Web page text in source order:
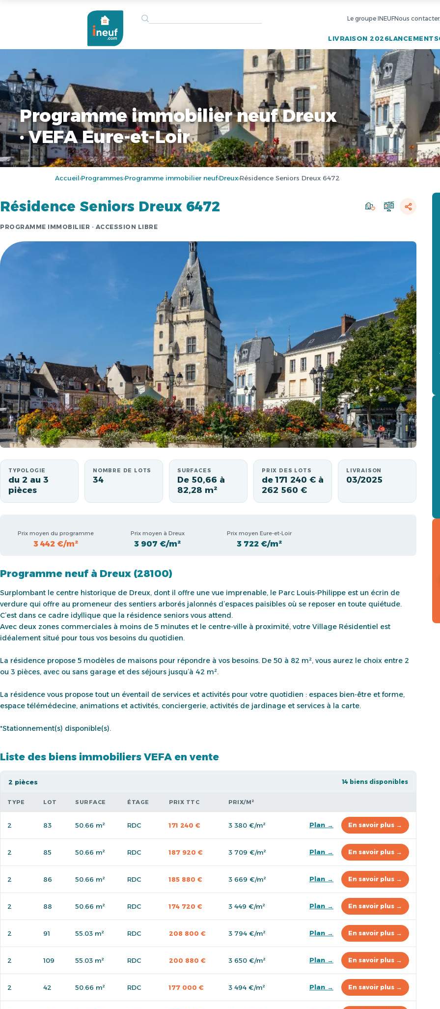
Le groupe INEUFNous contacter
LIVRAISON 2026LANCEMENTS
Programme immobilier neuf Dreux
· VEFA Eure-et-Loir
Accueil›Programmes›Programme immobilier neuf›Dreux›Résidence Seniors Dreux 6472
Résidence Seniors Dreux 6472
PROGRAMME IMMOBILIER · ACCESSION LIBRE
TYPOLOGIE
du 2 au 3
pièces
NOMBRE DE LOTS
34
SURFACES
De 50,66 à
82,28 m²
PRIX DES LOTS
de 171 240 € à
262 560 €
LIVRAISON
03/2025
Prix moyen du programme
3 442 €/m²
Prix moyen à Dreux
3 907 €/m²
Prix moyen Eure-et-Loir
3 722 €/m²
Programme neuf à Dreux (28100)
Surplombant le centre historique de Dreux, dont il offre une vue imprenable, le Parc Louis-Philippe est un écrin de
verdure qui offre au promeneur des sentiers arborés jalonnés d’espaces paisibles où se reposer en toute quiétude.
C’est dans ce cadre idyllique que la résidence seniors vous attend.
Avec deux zones commerciales à moins de 5 minutes et le centre-ville à proximité, votre Village Résidentiel est
idéalement situé pour tous vos besoins du quotidien.
La résidence propose 5 modèles de maisons pour répondre à vos besoins. De 50 à 82 m², vous aurez le choix entre 2
ou 3 pièces, avec ou sans garage et des séjours jusqu’à 42 m².
La résidence vous propose tout un éventail de services et activités pour votre quotidien : espaces bien-être et forme,
espace télémédecine, animations et activités, conciergerie, activités de jardinage et services à la carte.
*Stationnement(s) disponible(s).
Liste des biens immobiliers VEFA en vente
2 pièces 14 biens disponibles
TYPE LOT SURFACE ÉTAGE PRIX TTC PRIX/M²
2 83 50.66 m² RDC 171 240 € 3 380 €/m² Plan → En savoir plus →
2 85 50.66 m² RDC 187 920 € 3 709 €/m² Plan → En savoir plus →
2 86 50.66 m² RDC 185 880 € 3 669 €/m² Plan → En savoir plus →
2 88 50.66 m² RDC 174 720 € 3 449 €/m² Plan → En savoir plus →
2 91 55.03 m² RDC 208 800 € 3 794 €/m² Plan → En savoir plus →
2 109 55.03 m² RDC 200 880 € 3 650 €/m² Plan → En savoir plus →
2 42 50.66 m² RDC 177 000 € 3 494 €/m² Plan → En savoir plus →